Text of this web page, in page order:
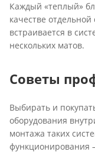
Каждый «теплый»
качестве
встраивается в
нескольких матов.
Советы
Выбирать и
оборудования
монтажа таких
функционирования